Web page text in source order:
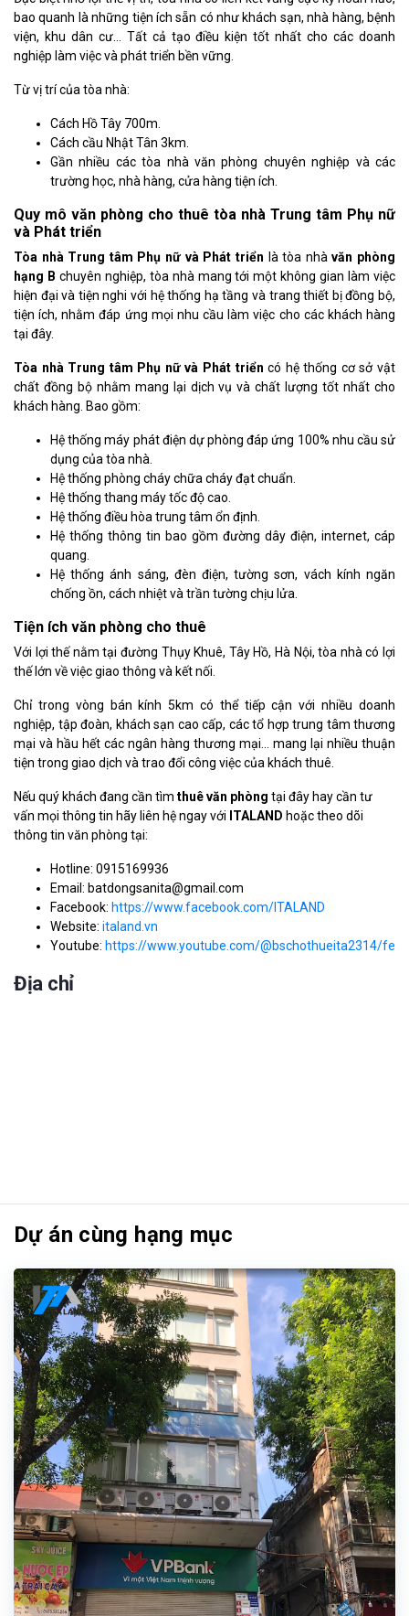
bao quanh là những tiện ích sẵn có như khách sạn, nhà hàng, bệnh
viện, khu dân cư… Tất cả tạo điều kiện tốt nhất cho các doanh
nghiệp làm việc và phát triển bền vững.
Từ vị trí của tòa nhà:
Cách Hồ Tây 700m.
Cách cầu Nhật Tân 3km.
Gần nhiều các tòa nhà văn phòng chuyên nghiệp và các
trường học, nhà hàng, cửa hàng tiện ích.
Quy mô văn phòng cho thuê tòa nhà Trung tâm Phụ nữ
và Phát triển
Tòa nhà Trung tâm Phụ nữ và Phát triển là tòa nhàvăn phòng
hạng B chuyên nghiệp, tòa nhà mang tới một không gian làm việc
hiện đại và tiện nghi với hệ thống hạ tầng và trang thiết bị đồng bộ,
tiện ích, nhằm đáp ứng mọi nhu cầu làm việc cho các khách hàng
tại đây.
Tòa nhà Trung tâm Phụ nữ và Phát triển có hệ thống cơ sở vật
chất đồng bộ nhằm mang lại dịch vụ và chất lượng tốt nhất cho
khách hàng. Bao gồm:
Hệ thống máy phát điện dự phòng đáp ứng 100% nhu cầu sử
dụng của tòa nhà.
Hệ thống phòng cháy chữa cháy đạt chuẩn.
Hệ thống thang máy tốc độ cao.
Hệ thống điều hòa trung tâm ổn định.
Hệ thống thông tin bao gồm đường dây điện, internet, cáp
quang.
Hệ thống ánh sáng, đèn điện, tường sơn, vách kính ngăn
chống ồn, cách nhiệt và trần tường chịu lửa.
Tiện ích văn phòng cho thuê
Với lợi thế nằm tại đường Thụy Khuê, Tây Hồ, Hà Nội, tòa nhà có lợi
thế lớn về việc giao thông và kết nối.
Chỉ trong vòng bán kính 5km có thể tiếp cận với nhiều doanh
nghiệp, tập đoàn, khách sạn cao cấp, các tổ hợp trung tâm thương
mại và hầu hết các ngân hàng thương mại… mang lại nhiều thuận
tiện trong giao dịch và trao đổi công việc của khách thuê.
Nếu quý khách đang cần tìm thuê văn phòng tại đây hay cần tư
vấn mọi thông tin hãy liên hệ ngay với ITALAND hoặc theo dõi
thông tin văn phòng tại:
Hotline: 0915169936
Email: batdongsanita@gmail.com
Facebook: https://www.facebook.com/ITALAND
Website: italand.vn
Youtube: https://www.youtube.com/@bschothueita2314/
Địa chỉ
Dự án cùng hạng mục